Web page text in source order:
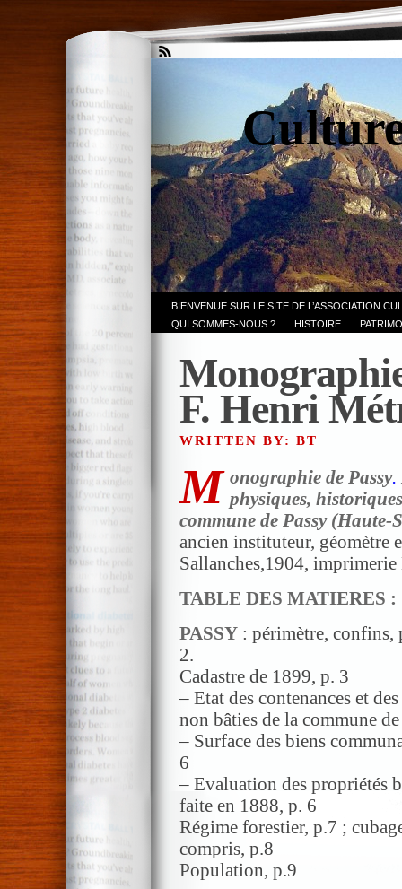
BIENVENUE SUR LE SITE DE L’ASSOCIATION
QUI SOMMES-NOUS ?
HISTOIRE
F. Henri
WRITTEN BY: BT
M onographie de Passy.
physiques,
commune de Passy (Haute-
ancien instituteur, géomètre
Sallanches,1904, imprimerie
TABLE DES MATIERES :
PASSY : périmètre, confins,
2.
Cadastre de 1899, p. 3
– Etat des contenances et
non bâties de la commune
– Surface des biens
6
– Evaluation des propriétés
faite en 1888, p. 6
Régime forestier, p.7 ;
compris, p.8
Population, p.9